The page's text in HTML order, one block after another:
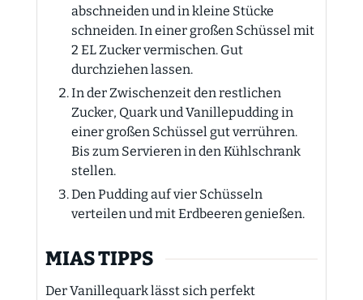
abschneiden und in kleine Stücke
schneiden. In einer großen Schüssel mit
2 EL Zucker vermischen. Gut
durchziehen lassen.
In der Zwischenzeit den restlichen
Zucker, Quark und Vanillepudding in
einer großen Schüssel gut verrühren.
Bis zum Servieren in den Kühlschrank
stellen.
Den Pudding auf vier Schüsseln
verteilen und mit Erdbeeren genießen.
MIAS TIPPS
Der Vanillequark lässt sich perfekt